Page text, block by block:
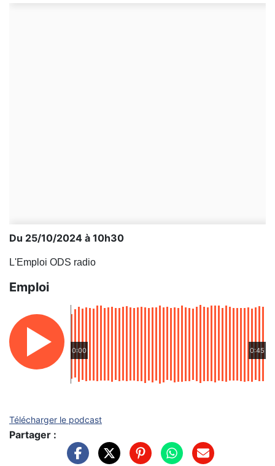
Du 25/10/2024 à 10h30
L'Emploi ODS radio
Emploi
0:00 0:45
Télécharger le podcast
Partager :